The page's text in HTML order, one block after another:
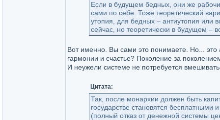
Если в будущем бедных, они же
сами по себе. Тоже теоретический
утопия, для бедных – антиутопия или
сейчас, но теоретически в будущем –
Вот именно. Вы сами это понимаете. Но... это
гармонии и счастье? Поколение за
И неужели системе не потребуется
Цитата:
Так, после монархии должен быть
государстве становятся
(полный отказ от денежной системы